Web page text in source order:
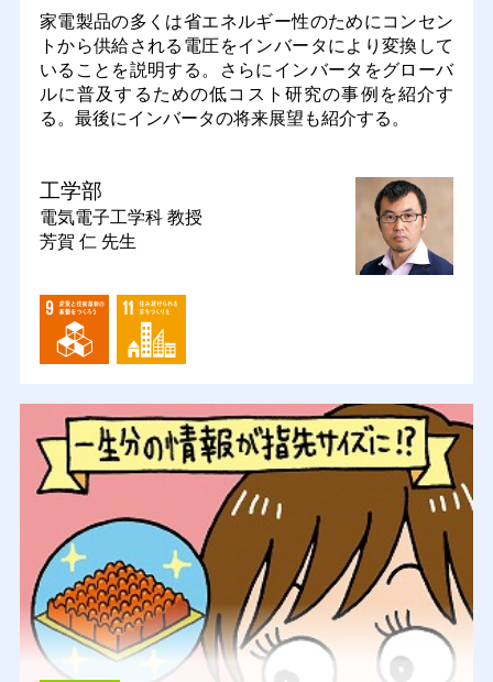
家電製品の多くは省エネルギー性のためにコンセン
トから供給される電圧をインバータにより変換して
いることを説明する。さらにインバータをグローバ
ルに普及するための低コスト研究の事例を紹介す
る。最後にインバータの将来展望も紹介する。
工学部
電気電子工学科 教授
芳賀 仁 先生